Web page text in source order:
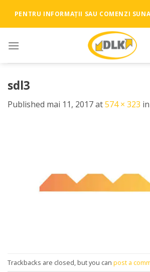
content
PENTRU INFORMAȚII SAU COMENZI
sdl3
Published mai 11, 2017at574 × 323 in
Trackbacks are closed, but you can post a